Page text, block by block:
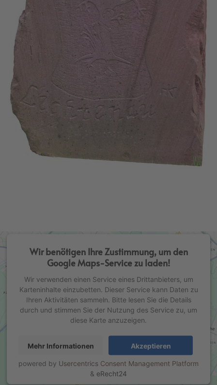
Wir benötigen Ihre Zustimmung, um den
Google Maps-Service zu laden!
Wir verwenden einen Service eines Drittanbieters, um
Karteninhalte einzubetten. Dieser Service kann Daten zu
Ihren Aktivitäten sammeln. Bitte lesen Sie die Details
durch und stimmen Sie der Nutzung des Service zu, um
diese Karte anzuzeigen.
Mehr Informationen Akzeptieren
powered by Usercentrics Consent Management Platform
& eRecht24